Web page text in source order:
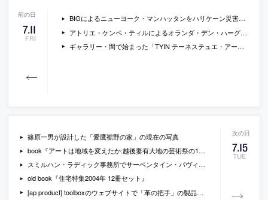
7.11
FRI
BIGによるニューヨーク・マンハッタンをハリケーン災害から守るための提案「Big U」の日本語でのレポート記事
アトリエ・ケンペ・ティルによるオランダ・デン・ハーグの公営住宅「Zilverzijde」の写真など
ギャラリー・間で始まった「TYIN テーネステュエ・アーキテクツ展」の会場写真
7.15
TUE
篠原一男が設計した「愛鷹裾野の家」の現在の写真
book『アートは地域を変えたか:越後妻有大地の芸術祭の13年:2000-2012』
スミルハン・ラディック事務所でサーペンタイン・パヴィリオンを担当した原田雄次が、その設計プロセスなどを書いているテキスト
old book『住宅特集2004年 12冊セット』
[ap product] toolboxのウェブサイトで「革の把手」の製品情報が公開されています